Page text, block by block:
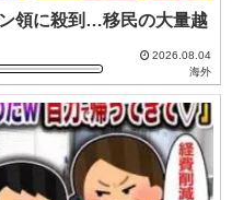
領に殺到…移民の大量越
2026.08.04
海外